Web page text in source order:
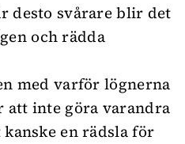
desto svårare blir det
och rädda
med varför lögnerna
inte göra varandra
en rädsla för